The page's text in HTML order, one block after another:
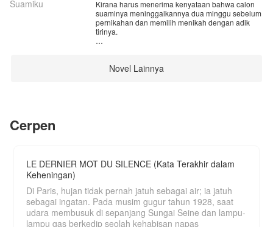
semua orang sebagai makhluk terkutuk. Katanya,
ia adalah Penjaga Hutan yang menunggu
kedatangan seseorang selama berabad-abad.
Dan ternyata... orang yang ia tunggu, adalah
Legenda mengatakan: cinta mereka terikat janji
abadi, dikutuk bertemu dan berpisah di setiap
berhati emas yang dijadikan "pelayan" dan
pemuas ambisi oleh ibu serta adiknya yang
materialistis.
Di tengah hinaan keluarga mertua dan ancaman
hari, namun tetap menjadi raja bisnis yang
Bagaimana kelanjutannya???
Jangan lupa mampir baca yaaaa
Kirana harus menerima kenyataan bahwa calon
suaminya meninggalkannya dua minggu sebelum
pernikahan dan memilih menikah dengan adik
tirinya.
Samudera, pembalap jalanan yang ternyata
mahasiswanya sebagai suami pengganti.
Novel Lainnya
Cerpen
LE DERNIER MOT DU SILENCE (Kata Terakhir dalam
Keheningan)
Di Paris, hujan tidak pernah jatuh sebagai air; ia jatuh
sebagai ingatan. Pada musim gugur tahun 1928, saat
udara membusuk di sepanjang Sungai Seine dan lampu-
lampu gas berkedip seolah kehabisan napas